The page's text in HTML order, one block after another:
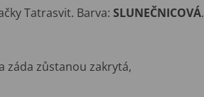
Tatrasvit. Barva: SLUNEČNICOVÁ.
záda zůstanou zakrytá,